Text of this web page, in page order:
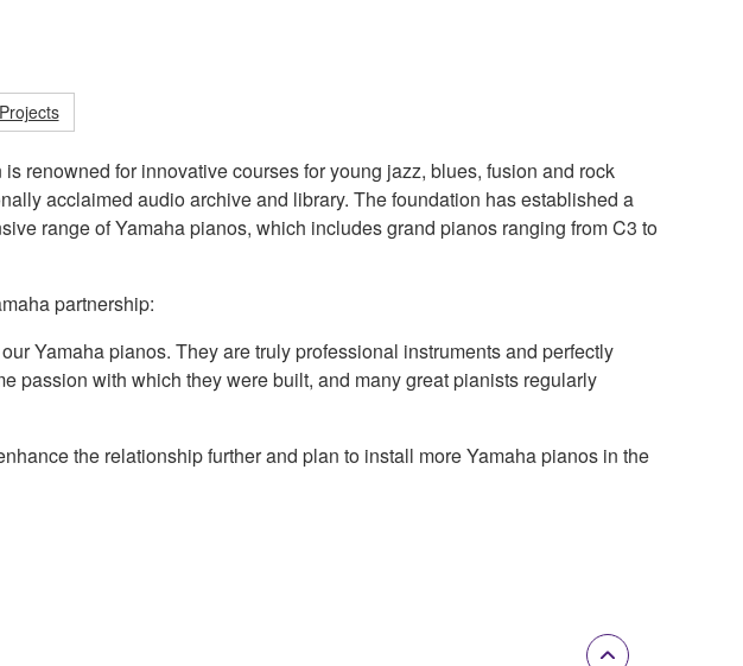
renowned for innovative courses for young jazz, blues, fusion and rock
acclaimed audio archive and library. The foundation has established a
range of Yamaha pianos, which includes grand pianos ranging from C3 to
partnership:
Yamaha pianos. They are truly professional instruments and perfectly
passion with which they were built, and many great pianists regularly
the relationship further and plan to install more Yamaha pianos in the